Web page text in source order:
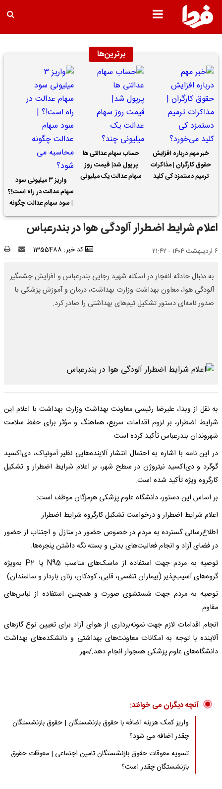
برترین‌ها
خبر مهم درباره افزایش
حقوق کارگران | مذاکرات
ترمیم دستمزد کی کلید
حساب سهام عدالتی ها
پرپول شد| قیمت روز
سهام عدالت یک میلیونی
واریز ۳ میلیونی سود
سهام عدالت در راه است!؟
| سود سهام عدالت چگونه
محاسبه می شود؟
اعلام شرایط اضطرار آلودگی هوا در بندرعباس
۶ اردیبهشت ۱۴۰۴ - ۲۱:۴۲ کد خبر: 1355488
به دنبال حادثه انفجار در اسکله شهید رجایی بندرعباس و افزایش چشمگیر
آلودگی هوا، معاون بهداشت وزارت بهداشت، درمان و آموزش پزشکی با
صدور نامه‌ای دستور تشکیل تیم‌های بهداشتی را صادر کرد.
به نقل از وبدا، علیرضا رئیسی معاونت بهداشت وزارت بهداشت با اعلام این
شرایط اضطرار، بر لزوم اقدامات سریع، هماهنگ و مؤثر برای حفظ سلامت
شهروندان بندرعباس تأکید کرده است.
در این نامه با اشاره به احتمال انتشار آلاینده‌هایی نظیر آمونیاک، دی‌اکسید
گوگرد و دی‌اکسید نیتروژن در سطح شهر، بر اعلام شرایط اضطرار و تشکیل
کارگروه ویژه تأکید شده است.
بر اساس این دستور، دانشگاه علوم پزشکی هرمزگان موظف است:
اعلام شرایط اضطرار و درخواست تشکیل کارگروه شرایط اضطرار
اطلاع‌رسانی گسترده به مردم در خصوص حضور در منازل و اجتناب از حضور
در فضای آزاد و انجام فعالیت‌های بدنی و بسته نگه داشتن پنجره‌ها.
توصیه به مردم جهت استفاده از ماسک‌های مناسب N95 یا P2 به‌ویژه
گروه‌های آسیب‌پذیر (بیماران تنفسی، قلبی، کودکان، زنان باردار و سالمندان)
توصیه به مردم جهت شستشوی صورت و همچنین استفاده از لباس‌های
مقاوم
انجام اقدامات لازم جهت نمونه‌برداری از هوای آزاد برای تعیین نوع گازهای
آلاینده با توجه به امکانات معاونت‌های بهداشتی و دانشکده‌های بهداشت
دانشگاه‌های علوم پزشکی همجوار انجام دهد./مهر
آنچه دیگران می خوانند:
واریز کمک هزینه اضافه با حقوق بازنشستگان | حقوق بازنشستگان
چقدر اضافه می شود؟
تسویه معوقات حقوق بازنشستگان تامین اجتماعی | معوقات حقوق
بازنشستگان چقدر است؟